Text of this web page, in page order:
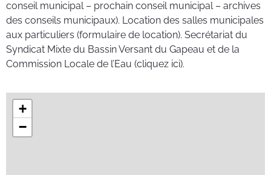
conseil municipal – prochain conseil municipal – archives
des conseils municipaux). Location des salles municipales
aux particuliers (formulaire de location). Secrétariat du
Syndicat Mixte du Bassin Versant du Gapeau et de la
Commission Locale de l’Eau (cliquez ici).
+
−